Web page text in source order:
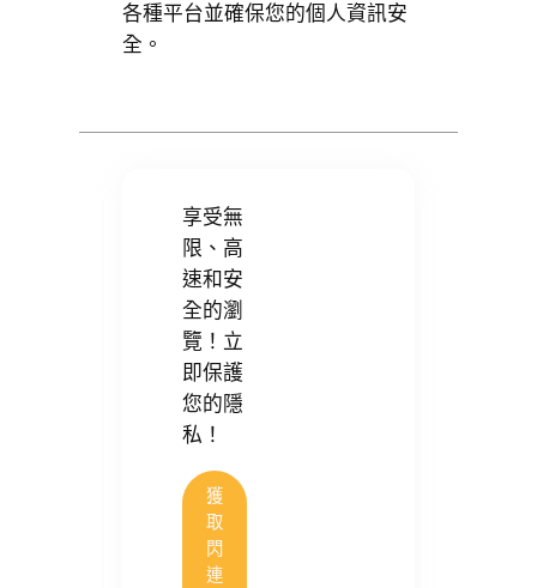
各種平台並確保您的個人資訊安
全。
享受無
限、高
速和安
全的瀏
覽！立
即保護
您的隱
私！
獲
取
閃
連